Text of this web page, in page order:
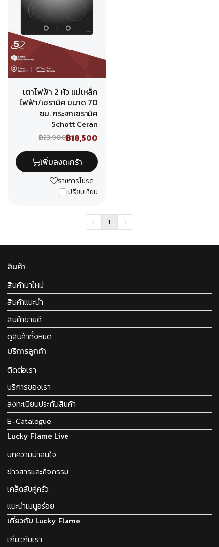
เตาไฟฟ้า 2 หัว แม่เหล็ก
ไฟฟ้า/เซรามิค ขนาด 70
ซม. กระจกเซรามิค
Schott Ceran
฿23,900฿18,500
เพิ่มลงตะกร้า
รายการโปรด
เปรียบเทียบ
1
สินค้า
สินค้ามาใหม่
สินค้าแนะนำ
สินค้าขายดี
ดูสินค้าทั้งหมด
บริการลูกค้า
ติดต่อเรา
บริการของเรา
ลงทะเบียนประกันสินค้า
E-Catalogue
Lucky Flame Live
บทความน่าสนใจ
ข่าวสารและกิจกรรม
เคล็ดลับคู่ครัว
แนะนำเมนูอร่อย
เกี่ยวกับ Lucky Flame
เกี่ยวกับเรา